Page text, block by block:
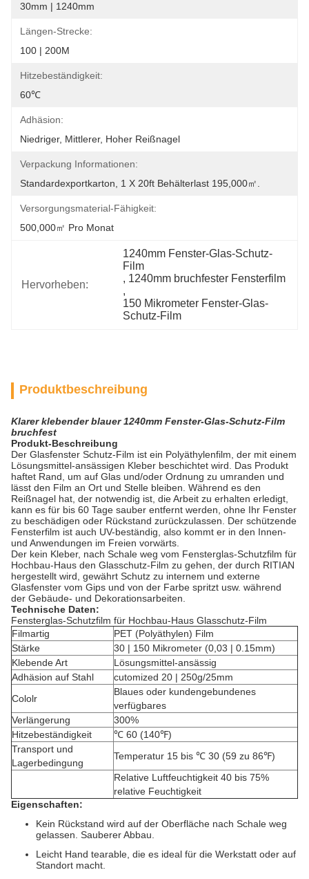
30mm | 1240mm
Längen-Strecke:
100 | 200M
Hitzebeständigkeit:
60℃
Adhäsion:
Niedriger, Mittlerer, Hoher Reißnagel
Verpackung Informationen:
Standardexportkarton, 1 X 20ft Behälterlast 195,000㎡.
Versorgungsmaterial-Fähigkeit:
500,000㎡ Pro Monat
Hervorheben:
1240mm Fenster-Glas-Schutz-
Film
, 1240mm bruchfester Fensterfilm
,
150 Mikrometer Fenster-Glas-
Schutz-Film
Produktbeschreibung
Klarer klebender blauer 1240mm Fenster-Glas-Schutz-Film
bruchfest
Produkt-Beschreibung
Der Glasfenster Schutz-Film ist ein Polyäthylenfilm, der mit einem
Lösungsmittel-ansässigen Kleber beschichtet wird. Das Produkt
haftet Rand, um auf Glas und/oder Ordnung zu umranden und
lässt den Film an Ort und Stelle bleiben. Während es den
Reißnagel hat, der notwendig ist, die Arbeit zu erhalten erledigt,
kann es für bis 60 Tage sauber entfernt werden, ohne Ihr Fenster
zu beschädigen oder Rückstand zurückzulassen. Der schützende
Fensterfilm ist auch UV-beständig, also kommt er in den Innen-
und Anwendungen im Freien vorwärts.
Der kein Kleber, nach Schale weg vom Fensterglas-Schutzfilm für
Hochbau-Haus den Glasschutz-Film zu gehen, der durch RITIAN
hergestellt wird, gewährt Schutz zu internem und externe
Glasfenster vom Gips und von der Farbe spritzt usw. während
der Gebäude- und Dekorationsarbeiten.
Technische Daten:
Fensterglas-Schutzfilm für Hochbau-Haus Glasschutz-Film
Filmartig
PET (Polyäthylen) Film
Stärke
30 | 150 Mikrometer (0,03 | 0.15mm)
Klebende Art
Lösungsmittel-ansässig
Adhäsion auf Stahl
cutomized 20 | 250g/25mm
Cololr
Blaues oder kundengebundenes
verfügbares
Verlängerung
300%
Hitzebeständigkeit
℃ 60 (140℉)
Transport und
Lagerbedingung
Temperatur 15 bis ℃ 30 (59 zu 86℉)
Relative Luftfeuchtigkeit 40 bis 75%
relative Feuchtigkeit
Eigenschaften:
Kein Rückstand wird auf der Oberfläche nach Schale weg
gelassen. Sauberer Abbau.
Leicht Hand tearable, die es ideal für die Werkstatt oder auf
Standort macht.